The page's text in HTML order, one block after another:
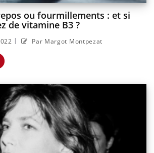
ou fourmillements : et si
de vitamine B3 ?
| Par Margot Montpezat